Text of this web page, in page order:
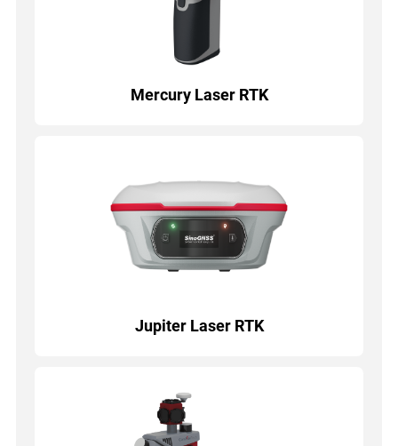
Mercury Laser RTK
Jupiter Laser RTK